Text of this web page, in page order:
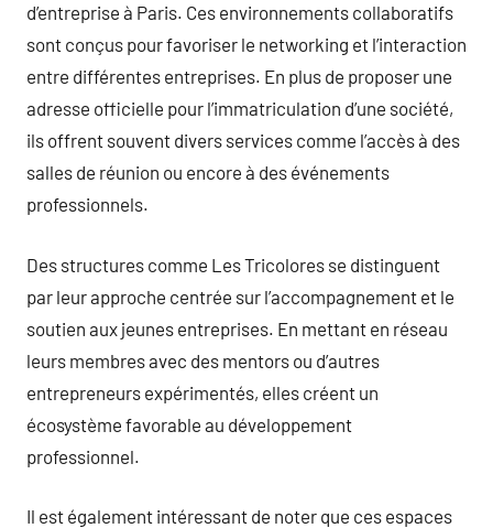
d’entreprise à Paris. Ces environnements collaboratifs
sont conçus pour favoriser le networking et l’interaction
entre différentes entreprises. En plus de proposer une
adresse officielle pour l’immatriculation d’une société,
ils offrent souvent divers services comme l’accès à des
salles de réunion ou encore à des événements
professionnels.
Des structures comme Les Tricolores se distinguent
par leur approche centrée sur l’accompagnement et le
soutien aux jeunes entreprises. En mettant en réseau
leurs membres avec des mentors ou d’autres
entrepreneurs expérimentés, elles créent un
écosystème favorable au développement
professionnel.
Il est également intéressant de noter que ces espaces